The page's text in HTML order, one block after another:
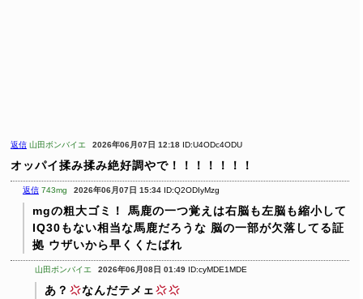
返信 山田ボンバイエ 2026年06月07日 12:18 ID:U4ODc4ODU
オッパイ揉み揉み絶好調やで！！！！！！！
返信 743mg 2026年06月07日 15:34 ID:Q2ODIyMzg
mgの粗大ゴミ！
馬鹿の一つ覚えは右脳も左脳も縮小して
IQ30もない相当な馬鹿だろうな 脳の一部が欠落してる証
拠 ウザいから早くくたばれ
山田ボンバイエ 2026年06月08日 01:49 ID:cyMDE1MDE
あ？ なんだテメェ